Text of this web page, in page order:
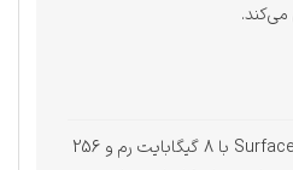
می‌کند.
Surface Pro 10 - Core Ultra 5 135U با 8 گیگابایت رم و 256